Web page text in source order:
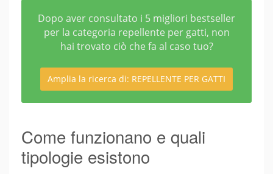
Dopo aver consultato i 5 migliori bestseller
per la categoria repellente per gatti, non
hai trovato ciò che fa al caso tuo?
Amplia la ricerca di: REPELLENTE PER GATTI
Come funzionano e quali
tipologie esistono